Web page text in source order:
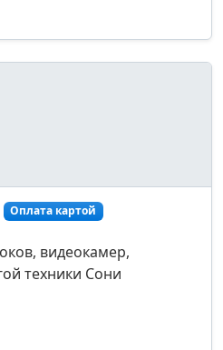
Оплата картой
видеокамер,
техники Сони